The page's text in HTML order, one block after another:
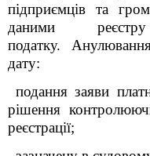
підприємців та
даними
податку.
дату:
подання заяви
рішення
реєстрації;